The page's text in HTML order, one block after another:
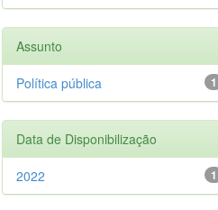
Assunto
1
Política pública
Data de Disponibilização
1
2022